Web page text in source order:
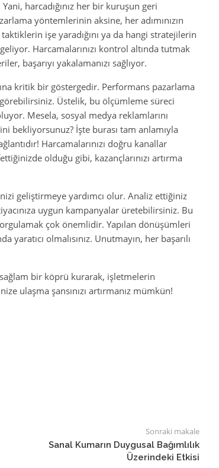
harcadığınız her bir kuruşun geri
yöntemlerinin aksine, her adımınızın
işe yaradığını ya da hangi stratejilerin
Harcamalarınızı kontrol altında tutmak
başarıyı yakalamanızı sağlıyor.
kritik bir göstergedir. Performans pazarlama
görebilirsiniz. Üstelik, bu ölçümleme süreci
Mesela, sosyal medya reklamlarını
bekliyorsunuz? İşte burası tam anlamıyla
Harcamalarınızı doğru kanallar
olduğu gibi, kazançlarınızı artırma
geliştirmeye yardımcı olur. Analiz ettiğiniz
uygun kampanyalar üretebilirsiniz. Bu
çok önemlidir. Yapılan dönüşümleri
yaratıcı olmalısınız. Unutmayın, her başarılı
bir köprü kurarak, işletmelerin
ulaşma şansınızı artırmanız mümkün!
Sonraki makale
Sanal Kumarın Duygusal Bağımlılık
Üzerindeki Etkisi